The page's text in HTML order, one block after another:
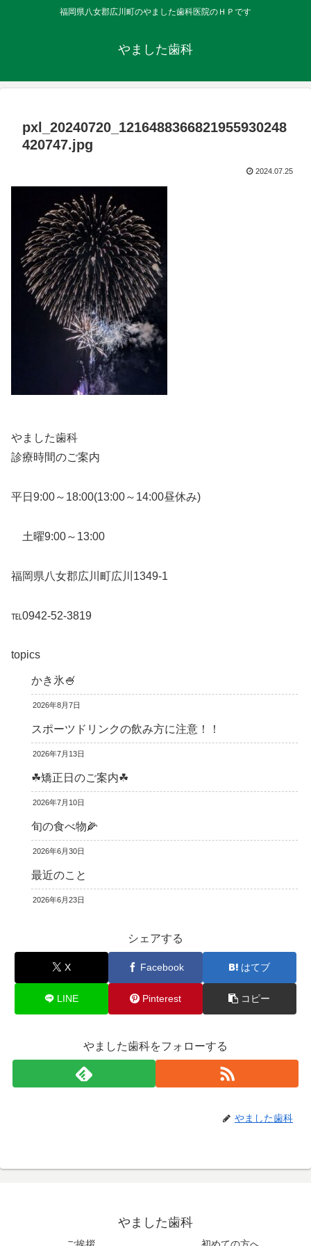
福岡県八女郡広川町のやました歯科医院のＨＰです
やました歯科
pxl_20240720_1216488366821955930248
420747.jpg
2024.07.25
やました歯科
診療時間のご案内
平日9:00～18:00(13:00～14:00昼休み)
土曜9:00～13:00
福岡県八女郡広川町広川1349-1
℡0942-52-3819
topics
かき氷🍧
2026年8月7日
スポーツドリンクの飲み方に注意！！
2026年7月13日
☘矯正日のご案内☘
2026年7月10日
旬の食べ物🌽
2026年6月30日
最近のこと
2026年6月23日
シェアする
X Facebook はてブ
LINE Pinterest コピー
やました歯科をフォローする
やました歯科
やました歯科